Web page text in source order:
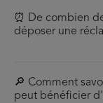
⏰ De combien
déposer une
🔎 Comment
peut bénéficier